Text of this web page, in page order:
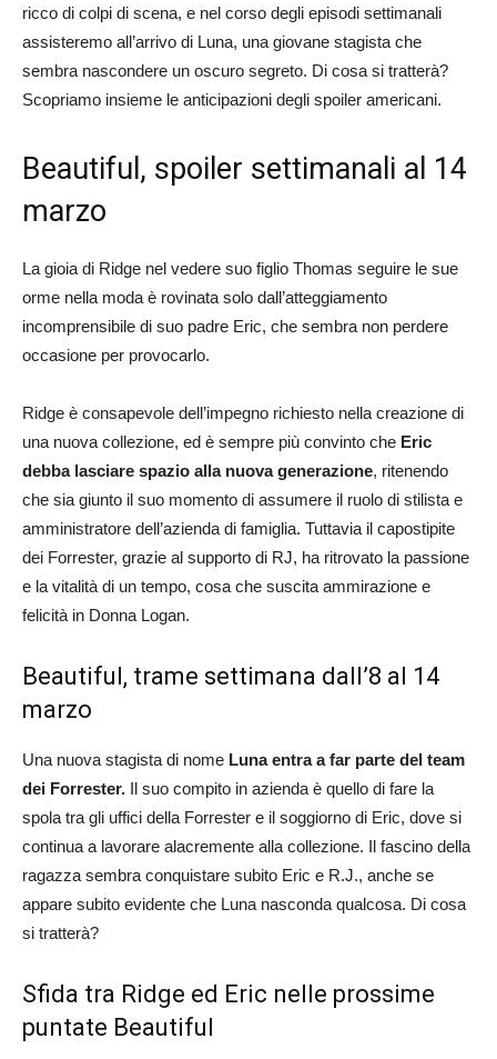
ricco di colpi di scena, e nel corso degli episodi settimanali
assisteremo all’arrivo di Luna, una giovane stagista che
sembra nascondere un oscuro segreto. Di cosa si tratterà?
Scopriamo insieme le anticipazioni degli spoiler americani.
Beautiful, spoiler settimanali al 14
marzo
La gioia di Ridge nel vedere suo figlio Thomas seguire le sue
orme nella moda è rovinata solo dall’atteggiamento
incomprensibile di suo padre Eric, che sembra non perdere
occasione per provocarlo.
Ridge è consapevole dell’impegno richiesto nella creazione di
una nuova collezione, ed è sempre più convinto che Eric
debba lasciare spazio alla nuova generazione, ritenendo
che sia giunto il suo momento di assumere il ruolo di stilista e
amministratore dell’azienda di famiglia. Tuttavia il capostipite
dei Forrester, grazie al supporto di RJ, ha ritrovato la passione
e la vitalità di un tempo, cosa che suscita ammirazione e
felicità in Donna Logan.
Beautiful, trame settimana dall’8 al 14
marzo
Una nuova stagista di nome Luna entra a far parte del team
dei Forrester. Il suo compito in azienda è quello di fare la
spola tra gli uffici della Forrester e il soggiorno di Eric, dove si
continua a lavorare alacremente alla collezione. Il fascino della
ragazza sembra conquistare subito Eric e R.J., anche se
appare subito evidente che Luna nasconda qualcosa. Di cosa
si tratterà?
Sfida tra Ridge ed Eric nelle prossime
puntate Beautiful